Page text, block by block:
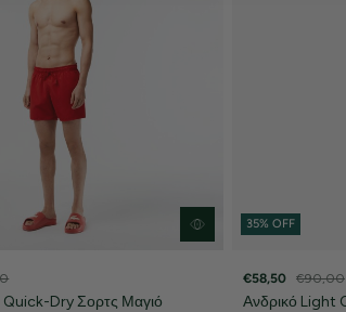
Quick-Dry Σορτς Μαγιό
35% OFF
€58,50 €90,00
Ανδρικό Light